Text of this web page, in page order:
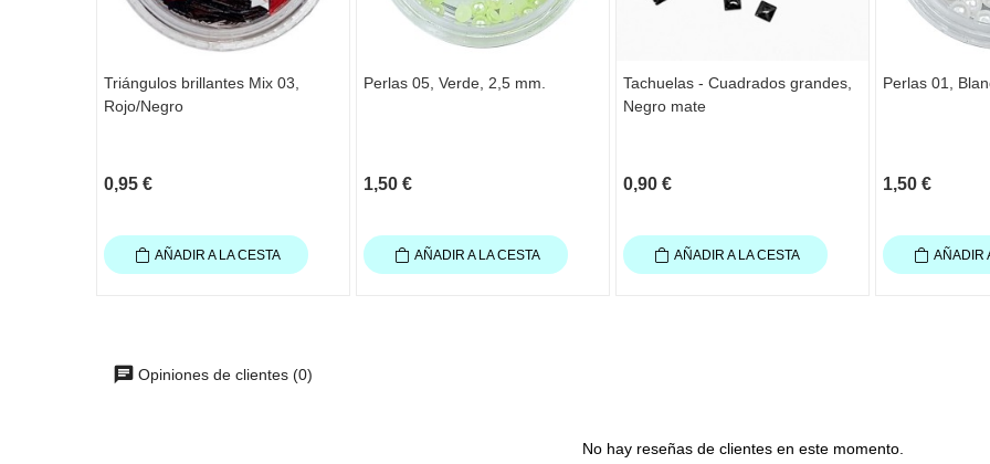
Triángulos brillantes Mix 03,
Rojo/Negro
0,95 €
AÑADIR A LA CESTA
Perlas 05, Verde, 2,5 mm.
1,50 €
AÑADIR A LA CESTA
Tachuelas - Cuadrados grandes,
Negro mate
0,90 €
AÑADIR A LA CESTA
Perlas 01,
1,50 €
AÑADIR
Opiniones de clientes (0)
No hay reseñas de clientes en este momento.